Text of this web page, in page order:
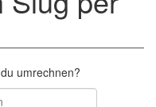
umrechnen?